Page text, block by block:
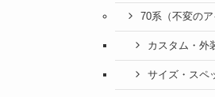
70系（不変のア
カスタム・外
サイズ・スペ